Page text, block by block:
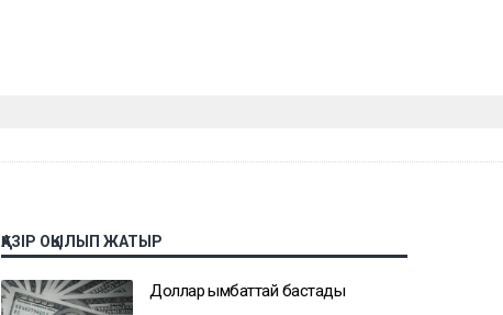
ҚАЗІР ОҚЫЛЫП ЖАТЫР
Доллар қымбаттай бастады